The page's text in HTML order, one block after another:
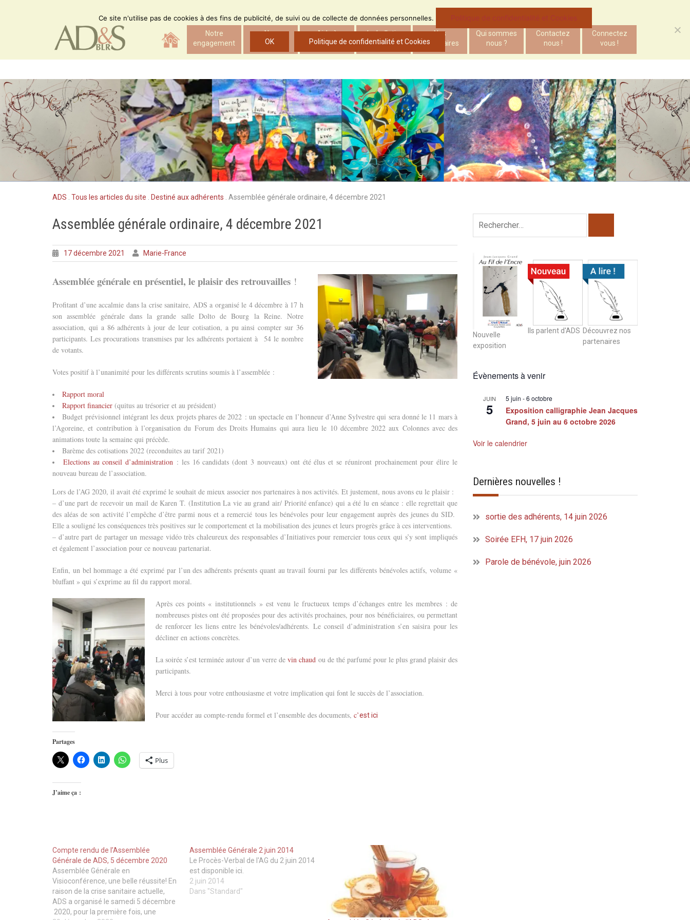
ADS
Notre
engagement
Nos
actions
Aide à
l’insertion
Le bulletin
d’ADS
Nos
partenaires
Qui sommes
nous ?
Contactez
nous !
Connectez
vous !
ADS Tous les articles du site Destiné aux adhérents Assemblée générale ordinaire, 4 décembre 2021
Assemblée générale ordinaire, 4 décembre 2021
17 décembre 2021 Marie-France
Assemblée générale en présentiel, le plaisir des retrouvailles !
Profitant d’une accalmie dans la crise sanitaire, ADS a organisé le 4 décembre à 17 h
son assemblée générale dans la grande salle Dolto de Bourg la Reine. Notre
association, qui a 86 adhérents à jour de leur cotisation, a pu ainsi compter sur 36
participants. Les procurations transmises par les adhérents portaient à 54 le nombre
de votants.
Votes positif à l’unanimité pour les différents scrutins soumis à l’assemblée :
Rapport moral
Rapport financier (quitus au trésorier et au président)
Budget prévisionnel intégrant les deux projets phares de 2022 : un spectacle en l’honneur d’Anne Sylvestre qui sera donné le 11 mars à
l’Agoreine, et contribution à l’organisation du Forum des Droits Humains qui aura lieu le 10 décembre 2022 aux Colonnes avec des
animations toute la semaine qui précède.
Barème des cotisations 2022 (reconduites au tarif 2021)
Elections au conseil d’administration : les 16 candidats (dont 3 nouveaux) ont été élus et se réuniront prochainement pour élire le
nouveau bureau de l’association.
Lors de l’AG 2020, il avait été exprimé le souhait de mieux associer nos partenaires à nos activités. Et justement, nous avons eu le plaisir :
– d’une part de recevoir un mail de Karen T. (Institution La vie au grand air/ Priorité enfance) qui a été lu en séance : elle regrettait que
des aléas de son activité l’empêche d’être parmi nous et a remercié tous les bénévoles pour leur engagement auprès des jeunes du SID.
Elle a souligné les conséquences très positives sur le comportement et la mobilisation des jeunes et leurs progrès grâce à ces interventions.
– d’autre part de partager un message vidéo très chaleureux des responsables d’Initiatives pour remercier tous ceux qui s’y sont impliqués
et également l’association pour ce nouveau partenariat.
Enfin, un bel hommage a été exprimé par l’un des adhérents présents quant au travail fourni par les différents bénévoles actifs, volume «
bluffant » qui s’exprime au fil du rapport moral.
Après ces points « institutionnels » est venu le fructueux temps d’échanges entre les membres : de
nombreuses pistes ont été proposées pour des activités prochaines, pour nos bénéficiaires, ou permettant
de renforcer les liens entre les bénévoles/adhérents. Le conseil d’administration s’en saisira pour les
décliner en actions concrètes.
La soirée s’est terminée autour d’un verre devin chaud ou de thé parfumé pour le plus grand plaisir des
participants.
Merci à tous pour votre enthousiasme et votre implication qui font le succès de l’association.
Pour accéder au compte-rendu formel et l’ensemble des documents, c’est ici
Partages
Plus
J’aime ça :
Compte rendu de l’Assemblée
Générale de ADS, 5 décembre 2020
Assemblée Générale en
Visioconférence, une belle réussite! En
raison de la crise sanitaire actuelle,
ADS a organisé le samedi 5 décembre
2020, pour la première fois, une
Assemblée Générale 2 juin 2014
Le Procès-Verbal de l'AG du 2 juin 2014
est disponible ici.
2 juin 2014
Dans "Standard"
Nouvelle
exposition
Ils parlent d'ADS Découvrez nos
partenaires
Évènements à venir
JUIN
5
5 juin -6 octobre
Exposition calligraphie Jean Jacques
Grand, 5 juin au 6 octobre 2026
Voir le calendrier
Dernières nouvelles !
sortie des adhérents, 14 juin 2026
Soirée EFH, 17 juin 2026
Parole de bénévole, juin 2026
Ce site n'utilise pas de cookies à des fins de publicité, de suivi ou de collecte de données personnelles. Politique de confidentialité et Cookies
OK Politique de confidentialité et Cookies